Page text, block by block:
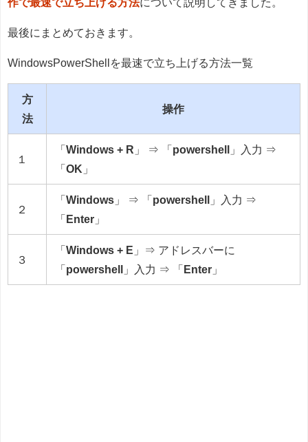
最後にまとめておきます。
WindowsPowerShellを最速で立ち上げる方法一覧
方
法
操作
１
「 Windows + R 」 ⇒ 「 powershell
」入力 ⇒
「 OK 」
２
「 Windows 」 ⇒ 「 powershell
」入力 ⇒
「 Enter 」
３
「 Windows + E 」⇒ アドレスバーに
「 powershell 」入力 ⇒ 「 Enter 」